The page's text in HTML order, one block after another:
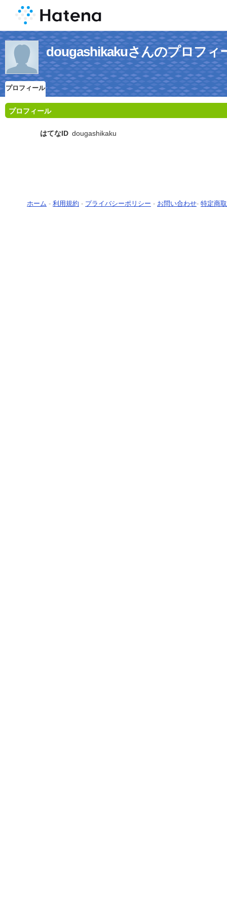
dougashikakuさんのプロフィ
プロフィール
プロフィール
はてなID dougashikaku
ホーム - 利用規約 - プライバシーポリシー - お問い合わせ- 特定商